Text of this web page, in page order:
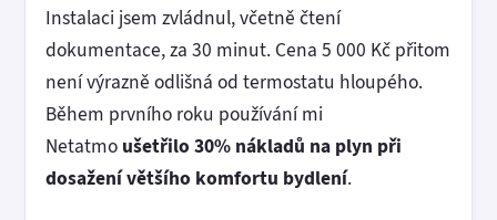
Instalaci jsem zvládnul, včetně čtení
dokumentace, za 30 minut. Cena 5 000 Kč přitom
není výrazně odlišná od termostatu hloupého.
Během prvního roku používání mi
Netatmo ušetřilo 30% nákladů na plyn při
dosažení většího komfortu bydlení.